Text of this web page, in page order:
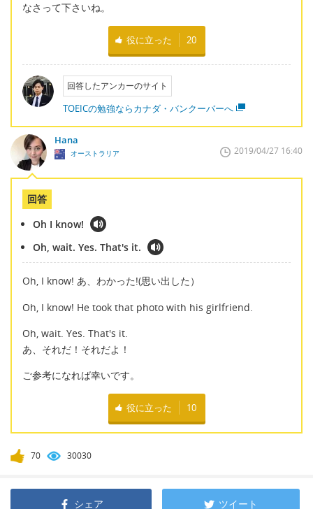
なさって下さいね。
役に立った 20
回答したアンカーのサイト
TOEICの勉強ならカナダ・バンクーバーへ
Hana
オーストラリア 2019/04/27 16:40
回答
Oh I know!
Oh, wait. Yes. That's it.
Oh, I know! あ、わかった!(思い出した）
Oh, I know! He took that photo with his girlfriend.
Oh, wait. Yes. That's it.
あ、それだ！それだよ！
ご参考になれば幸いです。
役に立った 10
70 30030
シェア ツイート